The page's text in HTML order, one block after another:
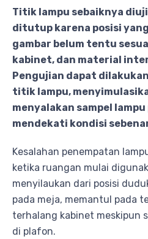
Titik lampu sebaiknya
ditutup karena posisi
gambar belum tentu
kabinet, dan material
Pengujian dapat
titik lampu,
menyalakan sampel
mendekati kondisi
Kesalahan penempatan
ketika ruangan mulai
menyilaukan dari posisi
pada meja, memantul pada
terhalang kabinet meskipun
di plafon.